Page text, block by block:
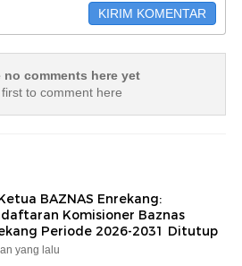
no comments here yet
to comment here
BAZNAS Enrekang:
Komisioner Baznas
Periode 2026-2031 Ditutup
yang lalu